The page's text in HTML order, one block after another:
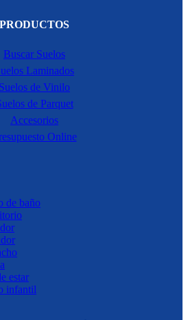
PRODUCTOS
Buscar Suelos
Laminados
Suelos de Vinilo
de Parquet
Accesorios
Online
de baño
estar
infantil